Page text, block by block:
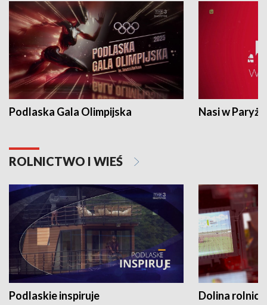
Podlaska Gala Olimpijska Nasi w Paryżu
ROLNICTWO I WIEŚ
Podlaskie inspiruje Dolina